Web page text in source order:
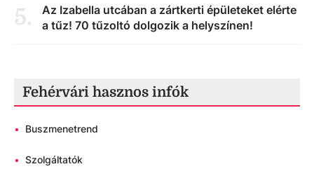
5.
Az Izabella utcában a zártkerti épületeket elérte
a tűz! 70 tűzoltó dolgozik a helyszínen!
Fehérvári hasznos infók
• Buszmenetrend
• Szolgáltatók